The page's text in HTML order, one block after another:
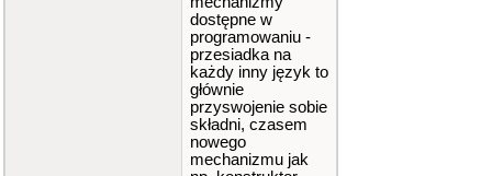
dostępne w
programowaniu -
przesiadka na
każdy inny język to
głównie
przyswojenie sobie
składni, czasem
nowego
mechanizmu jak